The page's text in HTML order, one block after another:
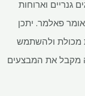
גנריים וארוחות
פאלמר. יתכן
מכולת ולהשתמש
מקבל את המבצעים